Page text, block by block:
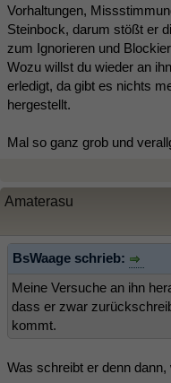
Vorhaltungen,
Steinbock, darum stößt er
zum Ignorieren und
Wozu willst du wieder an
erledigt, da gibt es nichts
hergestellt.
Mal so ganz grob und
Amaterasu
BsWaage schrieb:
Meine Versuche an ihn
dass er zwar
kommt.
Was schreibt er denn